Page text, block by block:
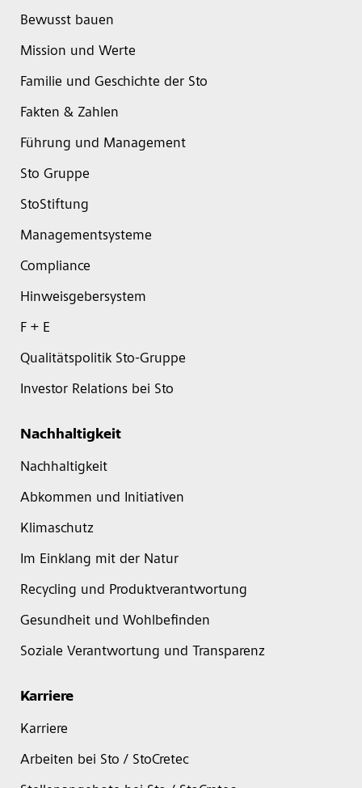
Bewusst bauen
Mission und Werte
Familie und Geschichte der Sto
Fakten & Zahlen
Führung und Management
Sto Gruppe
StoStiftung
Managementsysteme
Compliance
Hinweisgebersystem
F + E
Qualitätspolitik Sto-Gruppe
Investor Relations bei Sto
Nachhaltigkeit
Nachhaltigkeit
Abkommen und Initiativen
Klimaschutz
Im Einklang mit der Natur
Recycling und Produktverantwortung
Gesundheit und Wohlbefinden
Soziale Verantwortung und Transparenz
Karriere
Karriere
Arbeiten bei Sto / StoCretec